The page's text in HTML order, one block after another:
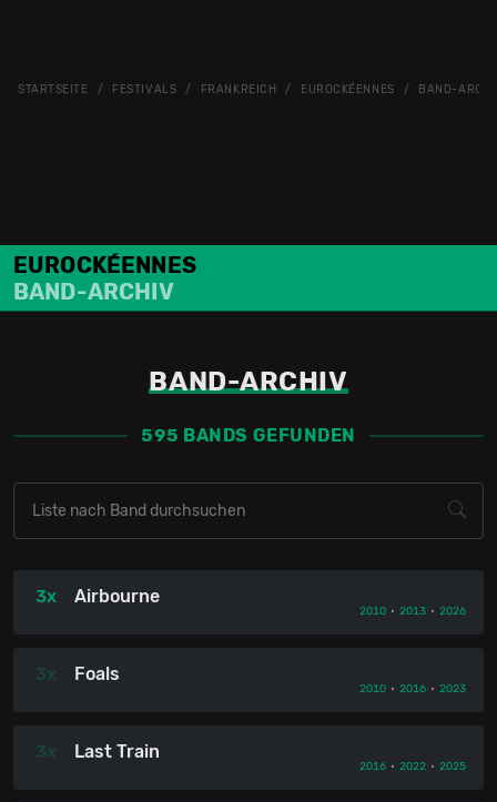
STARTSEITE FESTIVALS FRANKREICH EUROCKÉENNES BAND-
EUROCKÉENNES
BAND-ARCHIV
BAND-ARCHIV
595 BANDS GEFUNDEN
3x Airbourne
2010 • 2013 • 2026
3x Foals
2010 • 2016 • 2023
3x Last Train
2016 • 2022 • 2025